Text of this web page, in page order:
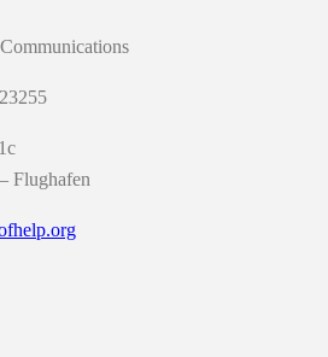
Flughafen